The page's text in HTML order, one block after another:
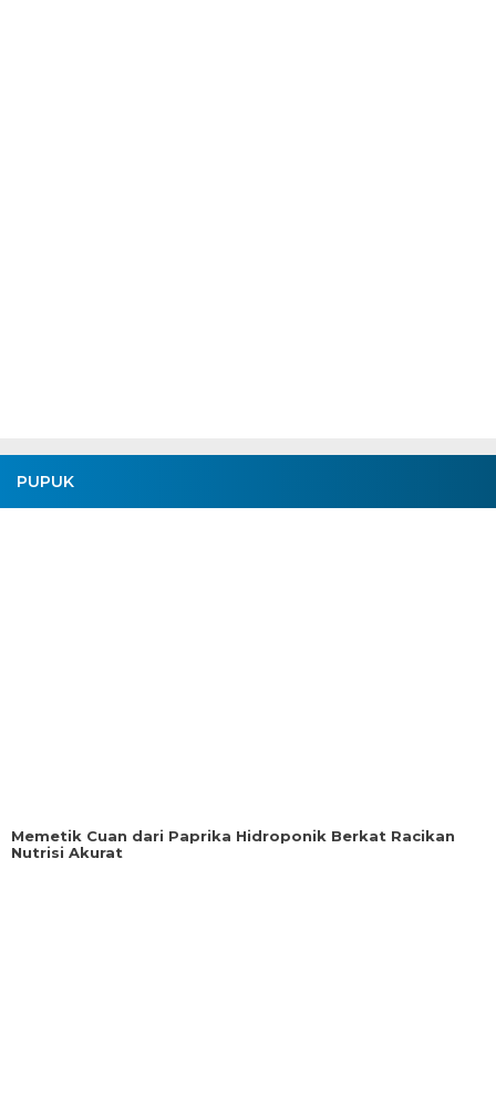
PUPUK
Memetik Cuan dari Paprika Hidroponik Berkat Racikan
Nutrisi Akurat